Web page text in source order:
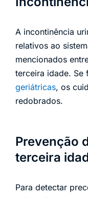
A incontinência
relativos ao
mencionados
terceira idade. Se
geriátricas, os
redobrados.
Prevenção
terceira
Para detectar